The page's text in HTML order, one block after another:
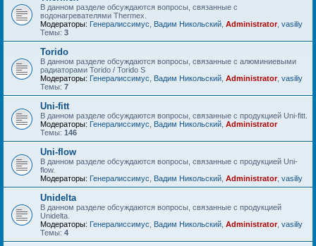
В данном разделе обсуждаются вопросы, связанные с
водонагревателями Thermex.
Модераторы: Генералиссимус Вадим Никольский Administrator, vasiliy
Темы: 3
Torido
В данном разделе обсуждаются вопросы, связанные с алюминиевыми
радиаторами Torido / Torido S
Модераторы: Генералиссимус Вадим Никольский Administrator, vasiliy
Темы: 7
Uni-fitt
В данном разделе обсуждаются вопросы, связанные с продукцией Uni-fitt.
Модераторы: Генералиссимус Вадим Никольский Administrator
Темы: 146
Uni-flow
В данном разделе обсуждаются вопросы, связанные с продукцией Uni-
flow.
Модераторы: Генералиссимус Вадим Никольский Administrator, vasiliy
Unidelta
В данном разделе обсуждаются вопросы, связанные с продукцией
Unidelta.
Модераторы: Генералиссимус Вадим Никольский Administrator, vasiliy
Темы: 4